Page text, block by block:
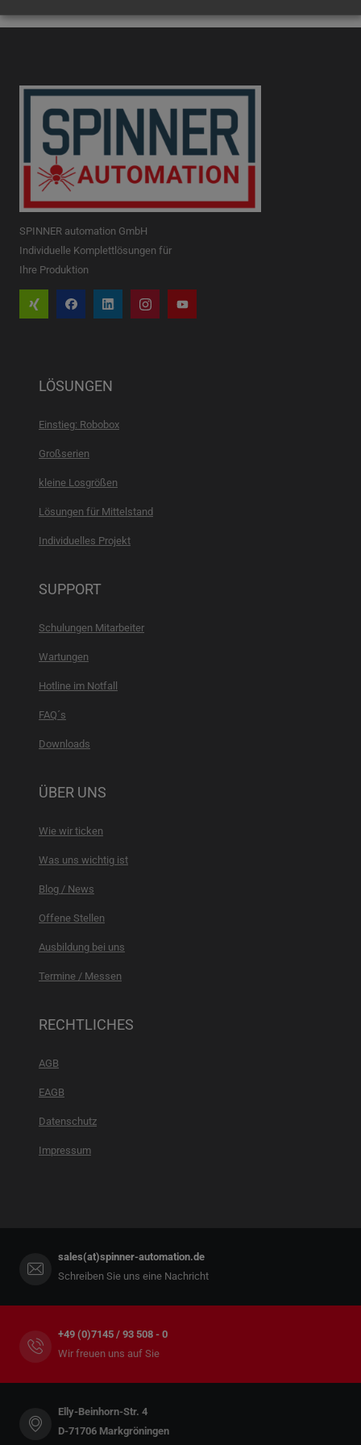
SPINNER automation GmbH
Individuelle Komplettlösungen für
Ihre Produktion
LÖSUNGEN
Einstieg: Robobox
Großserien
kleine Losgrößen
Lösungen für Mittelstand
Individuelles Projekt
SUPPORT
Schulungen Mitarbeiter
Wartungen
Hotline im Notfall
FAQ´s
Downloads
ÜBER UNS
Wie wir ticken
Was uns wichtig ist
Blog / News
Offene Stellen
Ausbildung bei uns
Termine / Messen
RECHTLICHES
AGB
EAGB
Datenschutz
Impressum
sales(at)spinner-automation.de
Schreiben Sie uns eine Nachricht
+49 (0)7145 / 93 508 - 0
Wir freuen uns auf Sie
Elly-Beinhorn-Str. 4
D-71706 Markgröningen